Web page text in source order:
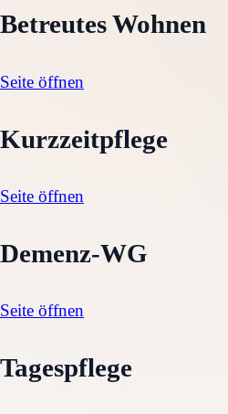
Betreutes Wohnen
Seite öffnen
Kurzzeitpflege
Seite öffnen
Demenz-WG
Seite öffnen
Tagespflege